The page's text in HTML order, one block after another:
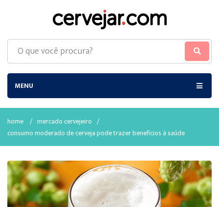
MENU
home / mercado cervejeiro /
consumo moderado de cerveja pode trazer benefícios à saúde